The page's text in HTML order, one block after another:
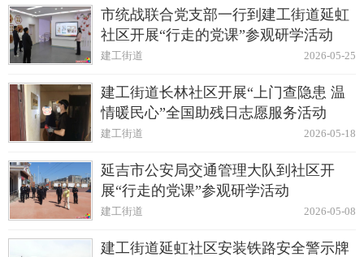
市统战联合党支部一行到建工街道延虹
社区开展“行走的党课”参观研学活动
2026-05-25
建工街道
建工街道长林社区开展“上门查隐患 温
情暖民心”全国助残日志愿服务活动
2026-05-18
建工街道
延吉市公安局交通管理大队到社区开
展“行走的党课”参观研学活动
2026-05-08
建工街道
建工街道延虹社区安装铁路安全警示牌